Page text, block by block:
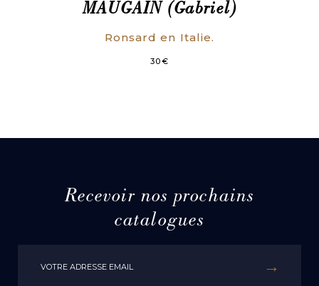
MAUGAIN (Gabriel)
Ronsard en Italie.
30€
Recevoir nos prochains
catalogues